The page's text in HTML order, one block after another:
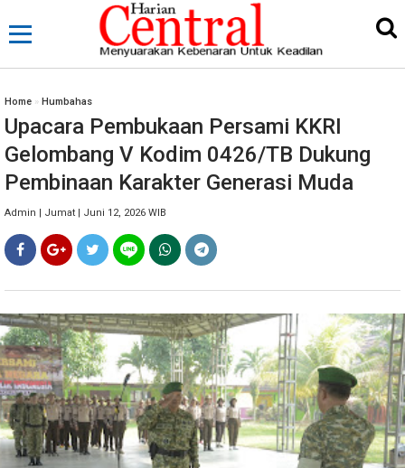
Home » Humbahas
Upacara Pembukaan Persami KKRI
Gelombang V Kodim 0426/TB Dukung
Pembinaan Karakter Generasi Muda
Admin | Jumat | Juni 12, 2026 WIB